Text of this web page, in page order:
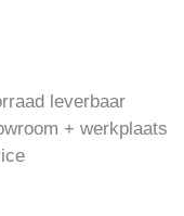
leverbaar
+ werkplaats